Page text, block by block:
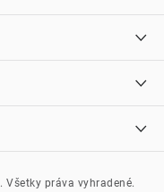
. Všetky práva vyhradené.